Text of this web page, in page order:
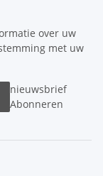
over uw
met uw
nieuwsbrief
Abonneren